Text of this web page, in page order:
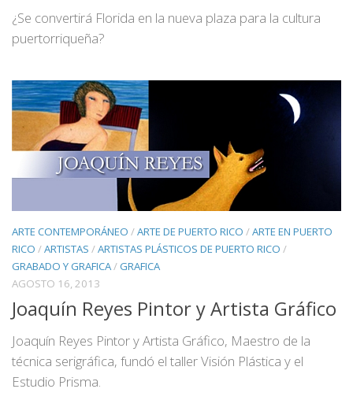
¿Se convertirá Florida en la nueva plaza para la cultura
puertorriqueña?
ARTE CONTEMPORÁNEO /ARTE DE PUERTO RICO /ARTE EN PUERTO
RICO /ARTISTAS /ARTISTAS PLÁSTICOS DE PUERTO RICO /
GRABADO Y GRAFICA/ GRAFICA
AGOSTO 16, 2013
Joaquín Reyes Pintor y Artista Gráfico
Joaquín Reyes Pintor y Artista Gráfico, Maestro de la
técnica serigráfica, fundó el taller Visión Plástica y el
Estudio Prisma.